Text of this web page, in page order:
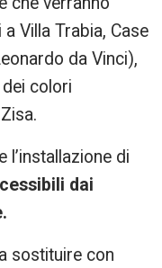
Villa Trabia, Case
da Vinci),
colori
l’installazione di
dai
sostituire con